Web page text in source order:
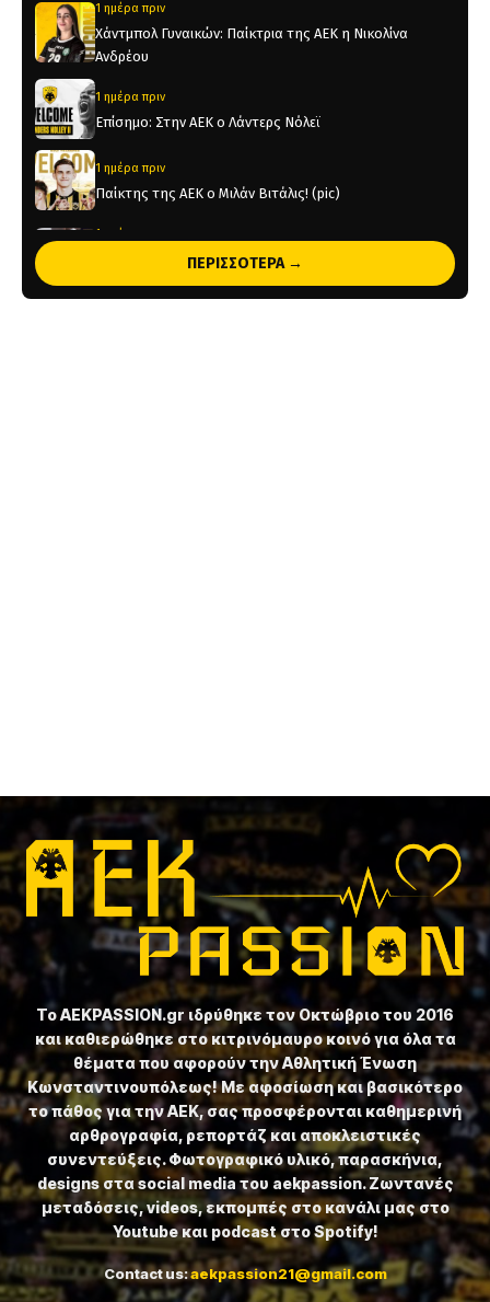
1 ημέρα πριν
Χάντμπολ Γυναικών: Παίκτρια της ΑΕΚ η Νικολίνα
Ανδρέου
1 ημέρα πριν
Επίσημο: Στην ΑΕΚ ο Λάντερς Νόλεϊ
1 ημέρα πριν
Παίκτης της ΑΕΚ ο Μιλάν Βιτάλις! (pic)
1 ημέρα πριν
Ηλιόπουλος σε Βιτάλις: «Υπερήφανος που ήθελες την
ΑΕΚ και καμιά άλλη ελληνική ομάδα» (vid)
ΠΕΡΙΣΣΟΤΕΡΑ →
Το ⁦AEKPASSION.gr⁩ ιδρύθηκε τον Οκτώβριο του 2016
και καθιερώθηκε στο κιτρινόμαυρο κοινό για όλα τα
θέματα που αφορούν την Αθλητική Ένωση
Κωνσταντινουπόλεως! Με αφοσίωση και βασικότερο
το πάθος για την ΑΕΚ, σας προσφέρονται καθημερινή
αρθρογραφία, ρεπορτάζ και αποκλειστικές
συνεντεύξεις. Φωτογραφικό υλικό, παρασκήνια,
designs στα social media του aekpassion. Ζωντανές
μεταδόσεις, videos, εκπομπές στο κανάλι μας στο
Youtube και podcast στο Spotify!
Contact us:aekpassion21@gmail.com